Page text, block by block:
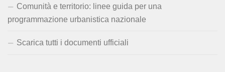
Comunità e territorio: linee guida per una
programmazione urbanistica nazionale
Scarica tutti i documenti ufficiali